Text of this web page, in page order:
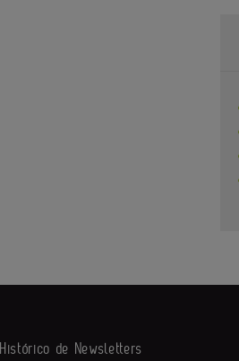
Histórico de Newsletters